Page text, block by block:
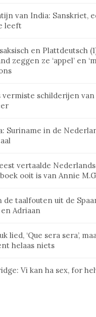
van India: Sanskriet,
leeft
en Plattdeutsch
zeggen ze ‘appel’ en
vermiste schilderijen van
Suriname in de
vertaalde
ooit is van Annie
de taalfouten uit de
en Adriaan
lied, ‘Que sera sera’,
helaas niets
Vi kan ha sex, for